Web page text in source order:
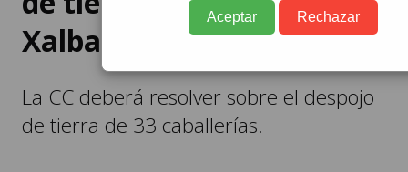
Xalbal
La CC deberá resolver sobre el despojo
de tierra de 33 caballerías.
Aceptar Rechazar